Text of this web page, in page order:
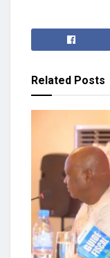
Related Posts